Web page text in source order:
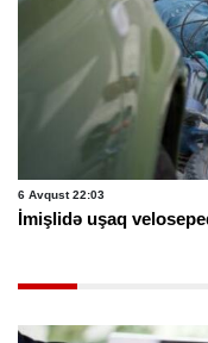
6 Avqust 22:03
İmişlidə uşaq